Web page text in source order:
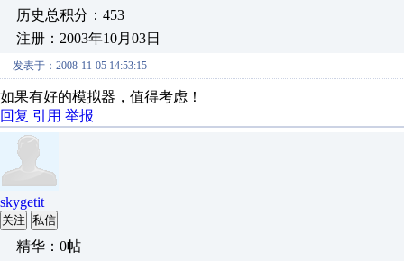
历史总积分：453
注册：2003年10月03日
发表于：2008-11-05 14:53:15
如果有好的模拟器，值得考虑！
回复 引用 举报
skygetit
关注 私信
精华：0帖